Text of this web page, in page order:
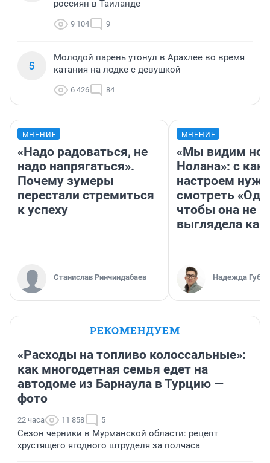
россиян в Таиланде
9 104 9
5
Молодой парень утонул в Арахлее во время
катания на лодке с девушкой
6 426 84
МНЕНИЕ
«Надо радоваться, не
надо напрягаться».
Почему зумеры
перестали стремиться
к успеху
Станислав Ринчиндабаев
МНЕНИЕ
«Мы видим
Нолана»: с
настроем
смотреть
чтобы она не
выглядела как
Надежда
РЕКОМЕНДУЕМ
«Расходы на топливо колоссальные»:
как многодетная семья едет на
автодоме из Барнаула в Турцию —
фото
22 часа 11 858 5
Сезон черники в Мурманской области: рецепт
хрустящего ягодного штруделя за полчаса